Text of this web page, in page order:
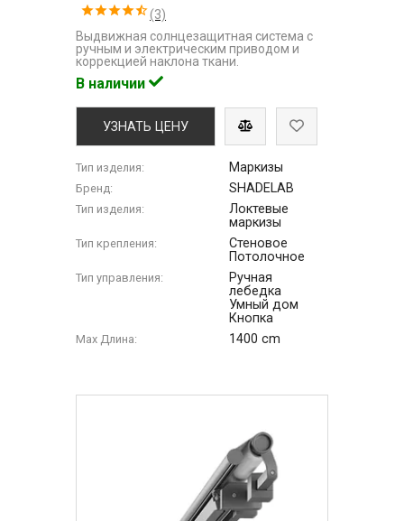
(3)
Выдвижная солнцезащитная система с
ручным и электрическим приводом и
коррекцией наклона ткани.
В наличии
УЗНАТЬ ЦЕНУ
Тип изделия: Маркизы
Бренд: SHADELAB
Тип изделия:
Локтевые
маркизы
Тип крепления:
Стеновое
Потолочное
Тип управления:
Ручная
лебедка
Умный дом
Кнопка
Max Длина: 1400 cm